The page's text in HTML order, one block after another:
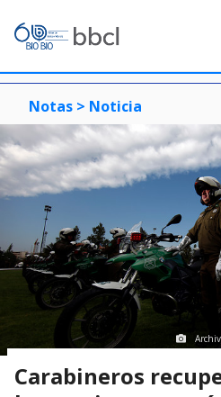
Notas > Noticia
Carabineros